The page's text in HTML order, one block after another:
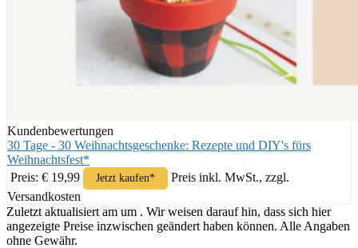
Kundenbewertungen
30 Tage - 30 Weihnachtsgeschenke: Rezepte und DIY's fürs
Weihnachtsfest*
Preis: € 19,99
Jetzt kaufen*
Preis inkl. MwSt., zzgl.
Versandkosten
Zuletzt aktualisiert am um . Wir weisen darauf hin, dass sich hier
angezeigte Preise inzwischen geändert haben können. Alle Angaben
ohne Gewähr.